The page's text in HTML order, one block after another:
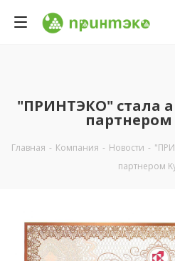
"ПРИНТЭКО" стала
партнером
Главная - Компания - Новости -
партнером